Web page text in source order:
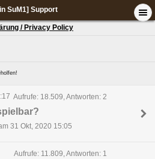
SuM1] Support
/ Privacy Policy
Aufrufe: 18.509, Antworten: 2
31 Okt, 2020 15:05
Aufrufe: 11.809, Antworten: 1